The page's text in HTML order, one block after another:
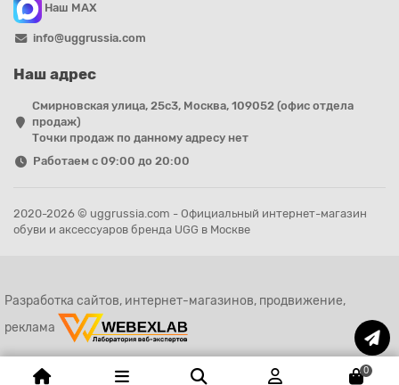
Наш MAX
info@uggrussia.com
Наш адрес
Смирновская улица, 25с3, Москва, 109052 (офис отдела
продаж)
Точки продаж по данному адресу нет
Работаем с 09:00 до 20:00
2020-2026 © uggrussia.com - Официальный интернет-магазин
обуви и аксессуаров бренда UGG в Москве
Разработка сайтов, интернет-магазинов, продвижение,
реклама
0